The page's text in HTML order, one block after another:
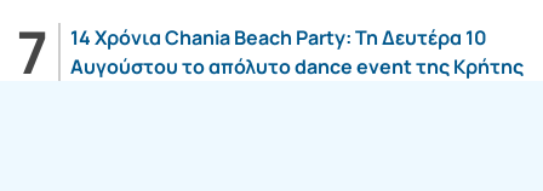
14 Χρόνια Chania Beach Party: Τη Δευτέρα 10
Αυγούστου το απόλυτο dance event της Κρήτης